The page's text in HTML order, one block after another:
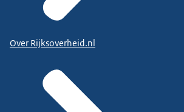
Over Rijksoverheid.nl